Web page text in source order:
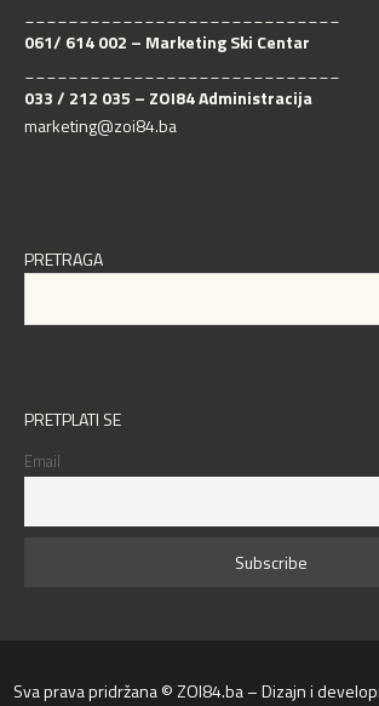
061/ 614 002 – Marketing Ski Centar
033 / 212 035 – ZOI84 Administracija
marketing@zoi84.ba
PRETRAGA
PRETPLATI SE
Email
Sva prava pridržana © ZOI84.ba – Dizajn i